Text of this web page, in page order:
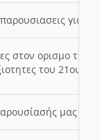
για
στον ορισμο
του 21ου
μας